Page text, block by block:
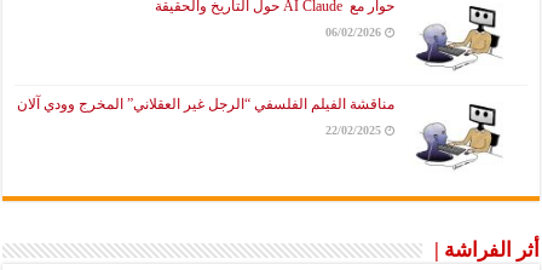
06/02/2026
مناقشة الفيلم الفلسفي “الرجل غير العقلاني” المخرج وودي آلان
22/02/2025
|